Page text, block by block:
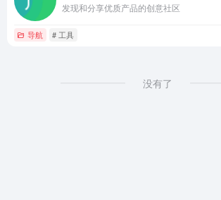
发现和分享优质产品的创意社区
导航 # 工具
没有了